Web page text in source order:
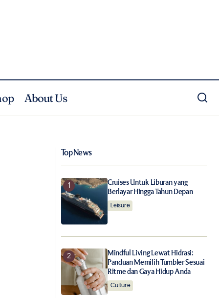
About Us
Top News
Cruises Untuk Liburan yang
Berlayar Hingga Tahun Depan
Leisure
Mindful Living Lewat Hidrasi:
Panduan Memilih Tumbler Sesuai
Ritme dan Gaya Hidup Anda
Culture